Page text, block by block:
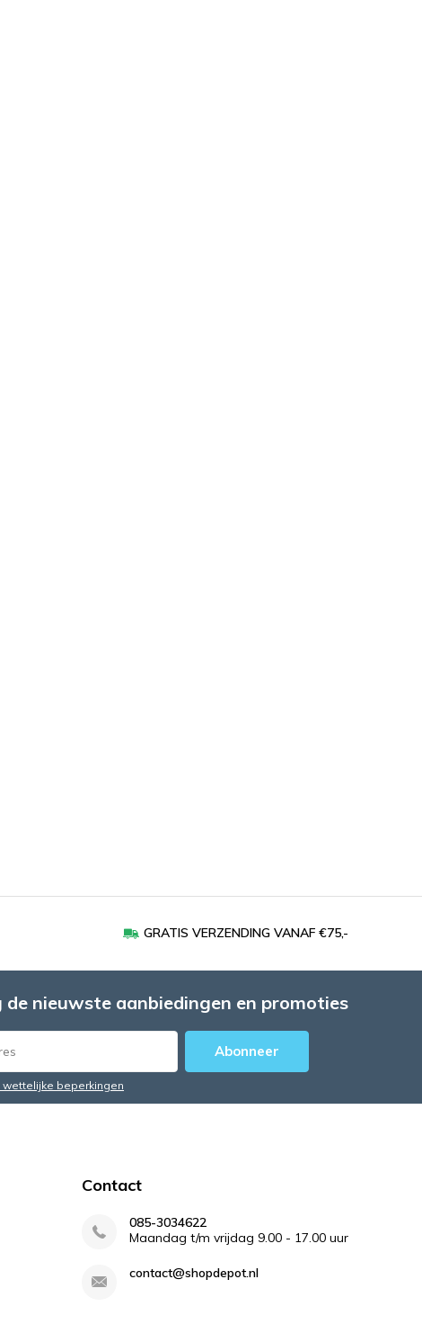
GRATIS VERZENDING VANAF €75,-
de nieuwste aanbiedingen en promoties
Abonneer
wettelijke beperkingen
Contact
085-3034622
Maandag t/m vrijdag 9.00 - 17.00 uur
contact@shopdepot.nl